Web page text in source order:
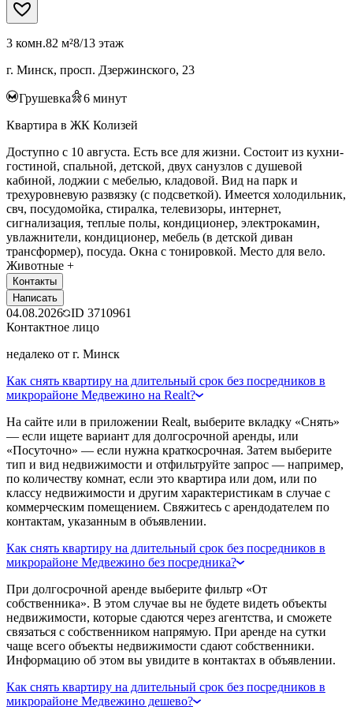
3 комн.82 м²8/13 этаж
г. Минск, просп. Дзержинского, 23
Грушевка 6 минут
Квартира в ЖК Колизей
Доступно с 10 августа. Есть все для жизни. Состоит из кухни-
гостиной, спальной, детской, двух санузлов с душевой
кабиной, лоджии с мебелью, кладовой. Вид на парк и
трехуровневую развязку (с подсветкой). Имеется холодильник,
свч, посудомойка, стиралка, телевизоры, интернет,
сигнализация, теплые полы, кондиционер, электрокамин,
увлажнители, кондиционер, мебель (в детской диван
трансформер), посуда. Окна с тонировкой. Место для вело.
Животные +
Контакты
Написать
04.08.2026 ID 3710961
Контактное лицо
недалеко от г. Минск
Как снять квартиру на длительный срок без посредников в
микрорайоне Медвежино на Realt?
На сайте или в приложении Realt, выберите вкладку «Снять»
— если ищете вариант для долгосрочной аренды, или
«Посуточно» — если нужна краткосрочная. Затем выберите
тип и вид недвижимости и отфильтруйте запрос — например,
по количеству комнат, если это квартира или дом, или по
классу недвижимости и другим характеристикам в случае с
коммерческим помещением. Свяжитесь с арендодателем по
контактам, указанным в объявлении.
Как снять квартиру на длительный срок без посредников в
микрорайоне Медвежино без посредника?
При долгосрочной аренде выберите фильтр «От
собственника». В этом случае вы не будете видеть объекты
недвижимости, которые сдаются через агентства, и сможете
связаться с собственником напрямую. При аренде на сутки
чаще всего объекты недвижимости сдают собственники.
Информацию об этом вы увидите в контактах в объявлении.
Как снять квартиру на длительный срок без посредников в
микрорайоне Медвежино дешево?